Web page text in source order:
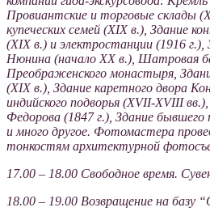
Провиантские и торговые склады
купеческих семей (XIX в.), Здание
(XIX в.) и электростанции (1916
Нюнина (начало XX в.), Шатровая
Преображенского монастыря,
(XIX в.), Здание каретного двора
индийского подворья (XVII-XVIII
Федорова (1847 г.), Здание
и много другое. Фотомастера
тонкостям архитектурной
17.00 – 18.00 Свободное время.
18.00 – 19.00 Возвращение на базу